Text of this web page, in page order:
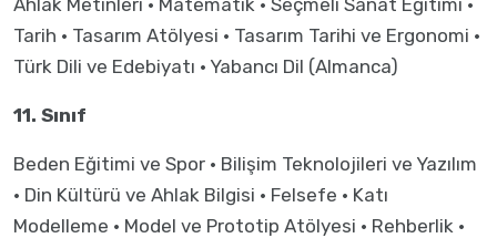
Ahlak Metinleri · Matematik · Seçmeli Sanat Eğitimi ·
Tarih · Tasarım Atölyesi · Tasarım Tarihi ve Ergonomi ·
Türk Dili ve Edebiyatı · Yabancı Dil (Almanca)
11. Sınıf
Beden Eğitimi ve Spor · Bilişim Teknolojileri ve Yazılım
· Din Kültürü ve Ahlak Bilgisi · Felsefe · Katı
Modelleme · Model ve Prototip Atölyesi · Rehberlik ·